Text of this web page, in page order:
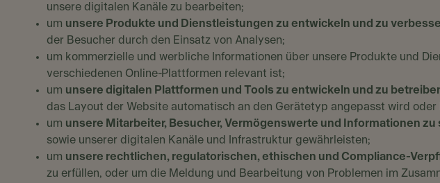
unsere digitalen Kanäle zu bearbeiten;
um unsere Produkte und Dienstleistungen zu entwickeln und zu
der Besucher durch den Einsatz von Analysen;
um kommerzielle und werbliche Informationen über unsere Produkte und
verschiedenen Online-Plattformen relevant ist;
um unsere digitalen Plattformen und Tools zu entwickeln und zu
das Layout der Website automatisch an den Gerätetyp angepasst wird
um unsere Mitarbeiter, Besucher, Vermögenswerte und Informationen zu
sowie unserer digitalen Kanäle und Infrastruktur gewährleisten;
um unsere rechtlichen, regulatorischen, ethischen und Compliance-
zu erfüllen, oder um die Meldung und Bearbeitung von Problemen im